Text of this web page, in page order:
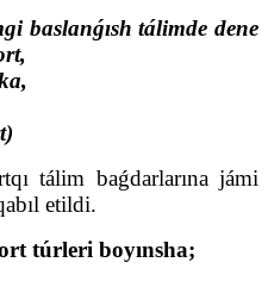
baslanǵısh tálimde dene
tálim baǵdarlarına jámi
etildi.
túrleri boyınsha;